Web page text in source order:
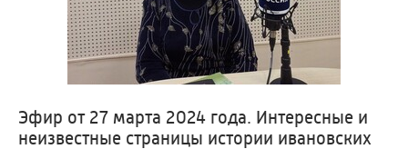
Эфир от 27 марта 2024 года. Интересные и
неизвестные страницы истории ивановских